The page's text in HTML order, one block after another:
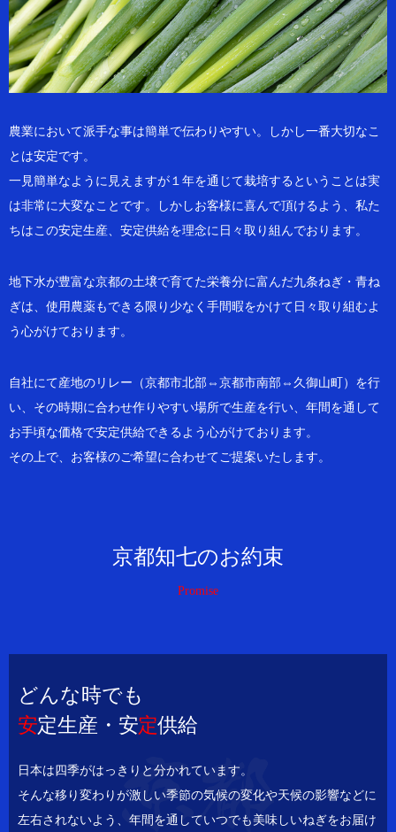
農業において派手な事は簡単で伝わりやすい。しかし一番大切なこ
とは安定です。
一見簡単なように見えますが１年を通じて栽培するということは実
は非常に大変なことです。しかしお客様に喜んで頂けるよう、私た
ちはこの安定生産、安定供給を理念に日々取り組んでおります。
地下水が豊富な京都の土壌で育てた栄養分に富んだ九条ねぎ・青ね
ぎは、使用農薬もできる限り少なく手間暇をかけて日々取り組むよ
う心がけております。
自社にて産地のリレー（京都市北部⇔京都市南部⇔久御山町）を行
い、その時期に合わせ作りやすい場所で生産を行い、年間を通して
お手頃な価格で安定供給できるよう心がけております。
その上で、お客様のご希望に合わせてご提案いたします。
京都知七のお約束
Promise
どんな時でも
安定生産・安定供給
日本は四季がはっきりと分かれています。
そんな移り変わりが激しい季節の気候の変化や天候の影響などに
左右されないよう、年間を通していつでも美味しいねぎをお届け